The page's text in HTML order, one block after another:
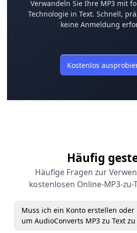
Verwandeln Sie Ihre MP3 mit
Technologie in Text. Schnell,
keine Anmeldung
Kostenlos
Häufig
Häufige Fragen zur
kostenlosen Online-MP3-
Muss ich ein Konto erstellen
um AudioConverts MP3 zu Text